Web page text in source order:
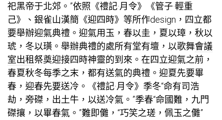
祀黑帝于北郊。”依照《禮記·月令》《管子·輕重
己》、銀雀山漢簡《迎四時》等所作design，四立都
要舉辦迎氣典禮。迎氣用玉，春以圭，夏以璋，秋以
琥，冬以璜。舉辦典禮的處所有堂有壇，以歌舞會議
室出租祭奠迎接四時神靈的到來。在四立迎氣之前，
春夏秋冬每季之末，都有送氣的典禮。迎夏先要畢
春，迎春先要送冷。《禮記·月令》季冬“命有司浩
劫，旁磔，出土牛，以送冷氣。”季春“命國難，九門
磔攘，以畢春氣。”難即儺，“巧笑之瑳，佩玉之儺”